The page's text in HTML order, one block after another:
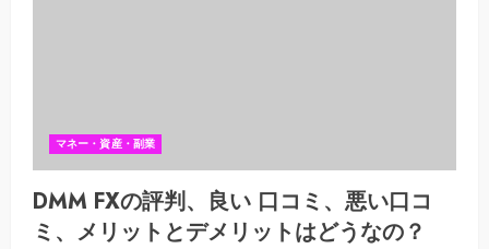
マネー・資産・副業
DMM FXの評判、良い 口コミ、悪い口コ
ミ、メリットとデメリットはどうなの？